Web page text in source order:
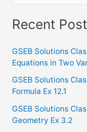
a
c
h
f
o
r
:
Recent
GSEB Solutions
Equations in Two
GSEB Solutions
Formula Ex 12.1
GSEB Solutions
Geometry Ex 3.2